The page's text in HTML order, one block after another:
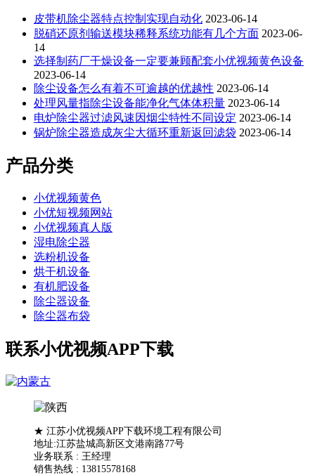
皮带机除尘器特点控制实现自动化 2023-06-14
脱硝还原剂输送模块稀释系统功能有几个方面 2023-06-
14
选择制药厂干燥设备一定要兼顾配套小优视频黄色设备
2023-06-14
除尘设备怎么有着不可逾越的优越性 2023-06-14
处理风量指除尘设备能净化气体体积量 2023-06-14
电炉除尘器过滤风速因烟尘特性不同设定 2023-06-14
锅炉除尘器造成灰尘大循环重新返回滤袋 2023-06-14
产品分类
小优视频黄色
小优短视频网站
小优视频真人版
湿电除尘器
选粉机设备
烘干机设备
有机肥设备
除尘器设备
除尘器布袋
联系小优视频APP下载
★ 江苏小优视频APP下载环境工程有限公司
地址:江苏盐城高新区文港南路77号
业务联系 : 王经理
销售热线 : 13815578168